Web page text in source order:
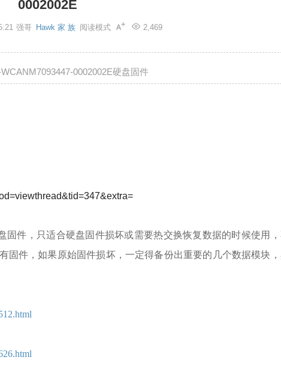
0002002E
强哥 Hawk 家 族 2,469
阅读模式
0002002E硬盘固件
件，只适合硬盘固件损坏或需要热交换恢复数据的时候使用
固件，如果原始固件损坏，一定得备份出重要的几个数据模块